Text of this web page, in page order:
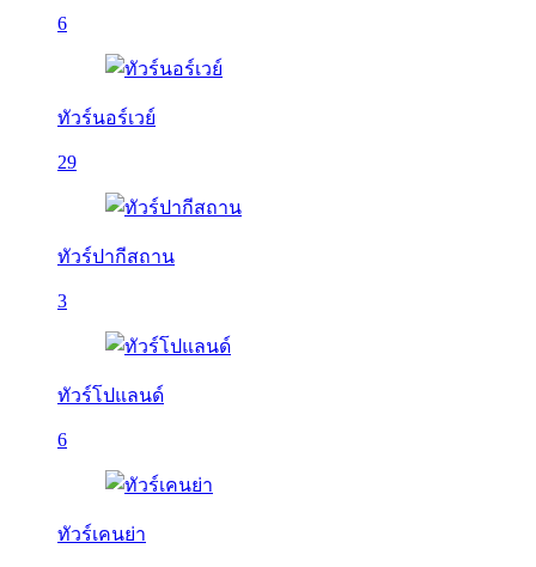
6
ทัวร์นอร์เวย์
29
ทัวร์ปากีสถาน
3
ทัวร์โปแลนด์
6
ทัวร์เคนย่า